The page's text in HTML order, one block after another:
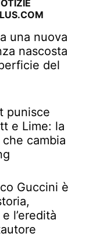
una nuova
nascosta
del
punisce
e Lime: la
cambia
Guccini è
l’eredità